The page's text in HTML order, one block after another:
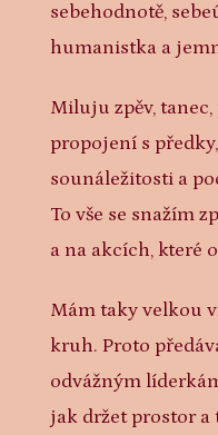
sebehodnotě,
humanistka a
Miluju zpěv,
propojení s
sounáležitosti a
To vše se snažím
a na akcích, které
Mám taky velkou
kruh. Proto
odvážným
jak držet prostor a